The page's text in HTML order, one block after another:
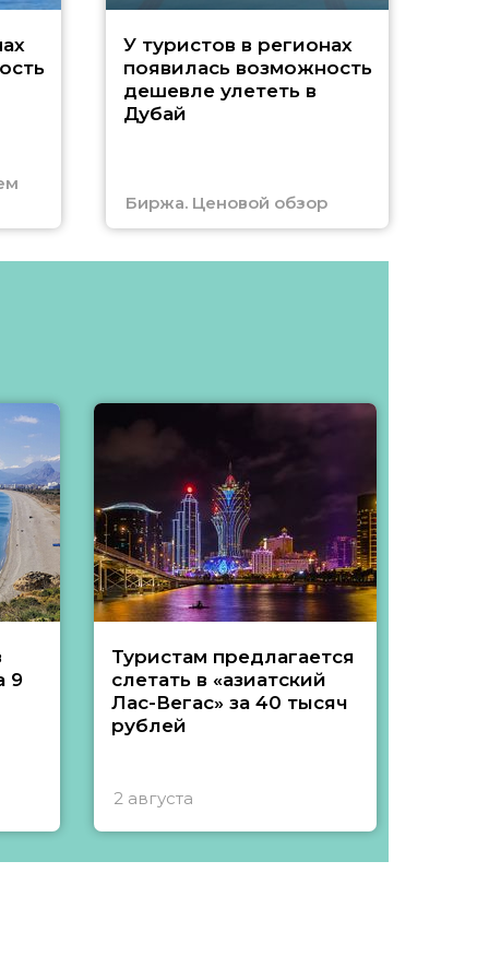
У туристов в регионах
появилась возможность
дешевле улететь в
Дубай
Биржа. Ценовой обзор
9
Туристам предлагается
слетать в «азиатский
Лас-Вегас» за 40 тысяч
рублей
2 августа